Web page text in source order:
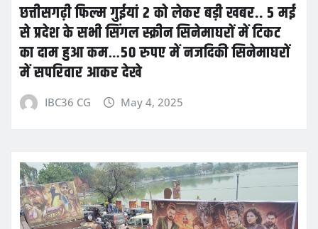
छत्तीसगढ़ी फिल्म गुईयां 2 को लेकर बड़ी खबर.. 5 मई
से प्रदेश के सभी सिंगल स्क्रीन सिनेमाघरों में टिकट
का दाम हुआ कम…50 रुपए में नजदिकी सिनेमाघरों
में सपरिवार आकर देखे
IBC36 CG May 4, 2025